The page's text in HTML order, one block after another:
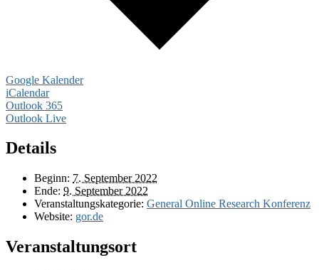
Google Kalender
iCalendar
Outlook 365
Outlook Live
Details
Beginn: 7. September 2022
Ende: 9. September 2022
Veranstaltungskategorie: General Online Research Konferenz
Website: gor.de
Veranstaltungsort